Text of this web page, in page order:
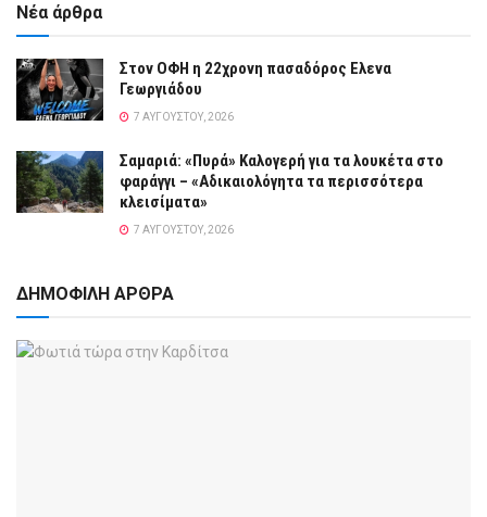
Νέα άρθρα
Στον ΟΦΗ η 22χρονη πασαδόρος Ελενα
Γεωργιάδου
7 ΑΥΓΟΎΣΤΟΥ, 2026
Σαμαριά: «Πυρά» Καλογερή για τα λουκέτα στο
φαράγγι – «Αδικαιολόγητα τα περισσότερα
κλεισίματα»
7 ΑΥΓΟΎΣΤΟΥ, 2026
ΔΗΜΟΦΙΛΗ ΑΡΘΡΑ